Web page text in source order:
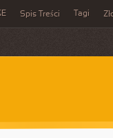
Spis Treści Tagi